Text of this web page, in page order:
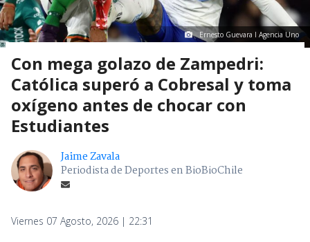
Ernesto Guevara I Agencia Uno
Con mega golazo de Zampedri:
Católica superó a Cobresal y toma
oxígeno antes de chocar con
Estudiantes
Jaime Zavala
Periodista de Deportes en BioBioChile
Viernes 07 Agosto, 2026 | 22:31